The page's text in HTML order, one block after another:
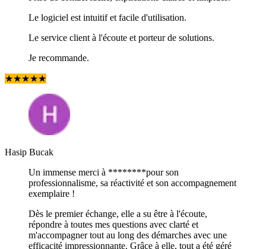
Le logiciel est intuitif et facile d'utilisation.
Le service client à l'écoute et porteur de solutions.
Je recommande.
★★★★★
Hasip Bucak
Un immense merci à ********pour son
professionnalisme, sa réactivité et son accompagnement
exemplaire !
Dès le premier échange, elle a su être à l'écoute,
répondre à toutes mes questions avec clarté et
m'accompagner tout au long des démarches avec une
efficacité impressionnante. Grâce à elle, tout a été géré